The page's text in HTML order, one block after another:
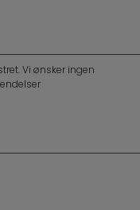
Vi ønsker ingen